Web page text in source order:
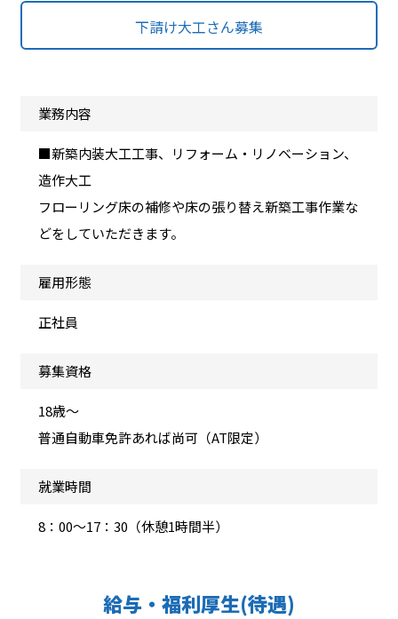
下請け大工さん募集
業務内容
■新築内装大工工事、リフォーム・リノベーション、
造作大工
フローリング床の補修や床の張り替え新築工事作業な
どをしていただきます。
雇用形態
正社員
募集資格
18歳～
普通自動車免許あれば尚可（AT限定）
就業時間
8：00～17：30（休憩1時間半）
給与・福利厚生(待遇)